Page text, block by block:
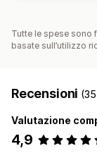
Tutte le spese sono
basate sull’utilizzo
Recensioni
Valutazione
4,9